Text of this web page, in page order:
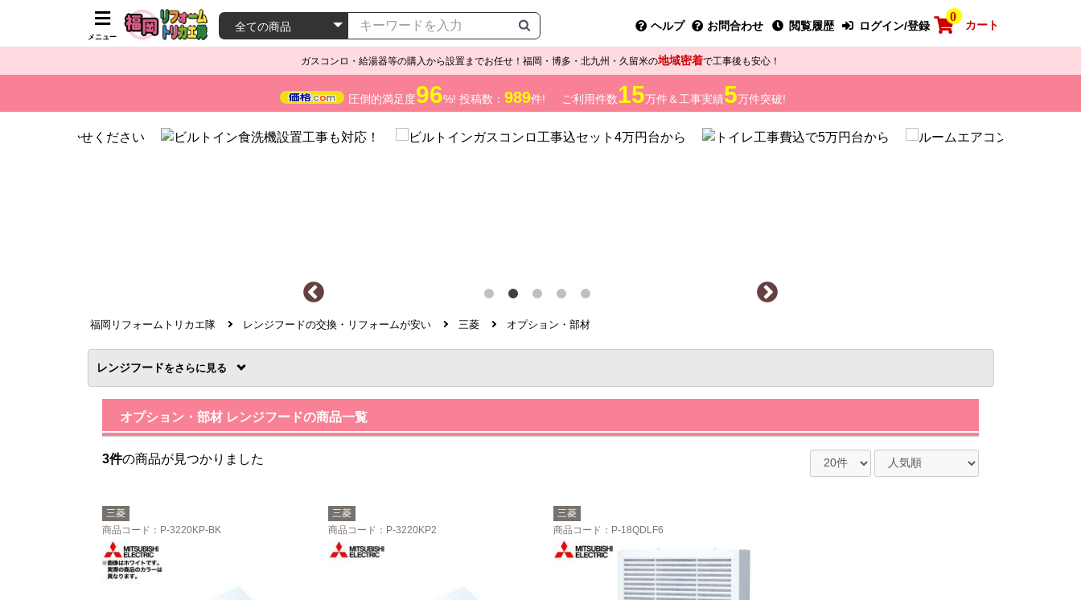
メニュー
ヘルプ お問合わせ 閲覧履歴 ログイン/登録
0
カート
ガスコンロ・給湯器等の購入から設置までお任せ！福岡・博多・北九州・久留米の地域密着で工事後も安心！
圧倒的満足度96%! 投稿数： 989件! ご利用件数15万件＆工事実績5万件突破!
福岡リフォームトリカエ隊 レンジフードの交換・リフォームが安い 三菱 オプション・部材
レンジフードを
オプション・部材 レンジフードの商品一覧
3件の商品が見つかりました
三菱
商品コード ：P-3220KP-BK
三菱
商品コード ：P-3220KP2
三菱
商品コード ：P-18QDLF6